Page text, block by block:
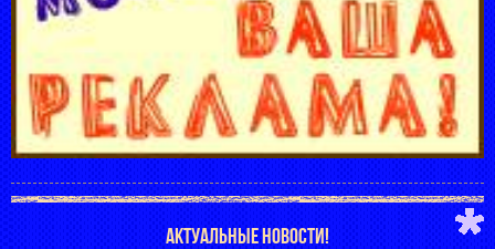
АКТУАЛЬНЫЕ НОВОСТИ!